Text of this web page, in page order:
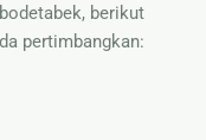
berikut
pertimbangkan: